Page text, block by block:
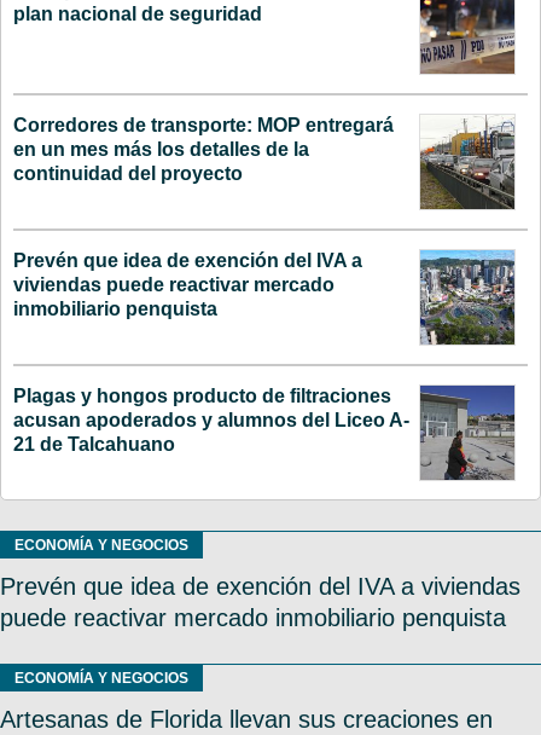
plan nacional de seguridad
Corredores de transporte: MOP entregará
en un mes más los detalles de la
continuidad del proyecto
Prevén que idea de exención del IVA a
viviendas puede reactivar mercado
inmobiliario penquista
Plagas y hongos producto de filtraciones
acusan apoderados y alumnos del Liceo A-
21 de Talcahuano
ECONOMÍA Y NEGOCIOS
Prevén que idea de exención del IVA a viviendas
puede reactivar mercado inmobiliario penquista
ECONOMÍA Y NEGOCIOS
Artesanas de Florida llevan sus creaciones en